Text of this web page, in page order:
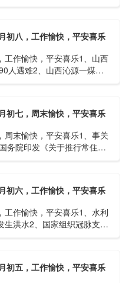
初八，工作愉快，平安喜乐
工作愉快，平安喜乐1、山西
人遇难2、山西沁源一煤矿
初七，周末愉快，平安喜乐
周末愉快，平安喜乐1、事关
务院印发《关于推行常住地
初六，工作愉快，平安喜乐
作愉快，平安喜乐1、水利
生洪水2、国家组织冠脉支架
初五，工作愉快，平安喜乐